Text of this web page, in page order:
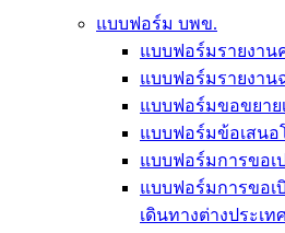
แบบฟอร์ม บพข.
แบบฟอร์มรายงาน
แบบฟอร์มรายงา
แบบฟอร์มขอขยาย
แบบฟอร์มข้อเสนอ
แบบฟอร์มการขอเ
แบบฟอร์มการขอเ
เดินทางต่างประเท